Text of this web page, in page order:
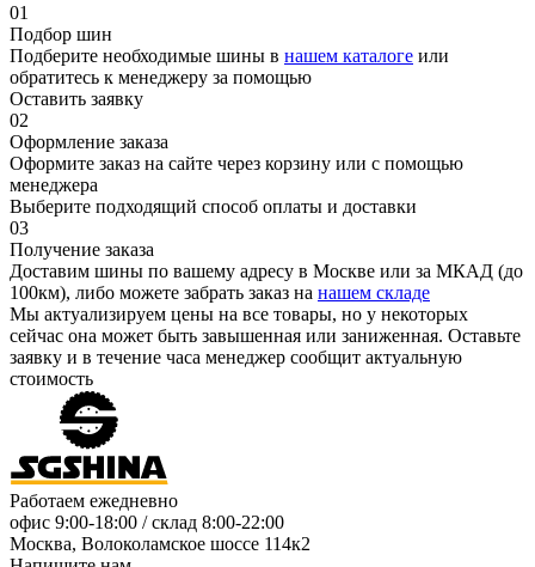
01
Подбор шин
Подберите необходимые шины в нашем каталоге или
обратитесь к менеджеру за помощью
Оставить заявку
02
Оформление заказа
Оформите заказ на сайте через корзину или с помощью
менеджера
Выберите подходящий способ оплаты и доставки
03
Получение заказа
Доставим шины по вашему адресу в Москве или за МКАД (до
100км), либо можете забрать заказ на нашем складе
Мы актуализируем цены на все товары, но у некоторых
сейчас она может быть завышенная или заниженная. Оставьте
заявку и в течение часа менеджер сообщит актуальную
стоимость
Работаем ежедневно
офис 9:00-18:00 / склад 8:00-22:00
Москва, Волоколамское шоссе 114к2